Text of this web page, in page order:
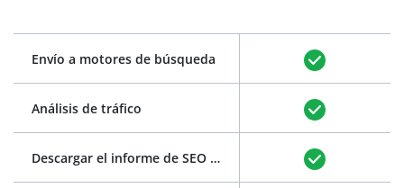
Envío a motores de búsqueda
Análisis de tráfico
Descargar el informe de SEO en PDF (ver ejemplo)